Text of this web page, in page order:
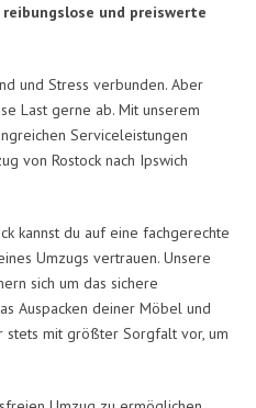
und preiswerte
und Stress verbunden. Aber
Last gerne ab. Mit unserem
Serviceleistungen
von Rostock nach Ipswich
kannst du auf eine fachgerechte
Umzugs vertrauen. Unsere
sich um das sichere
Auspacken deiner Möbel und
stets mit größter Sorgfalt vor, um